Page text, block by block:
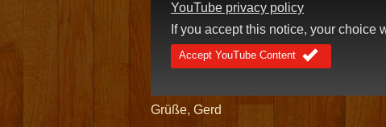
YouTube privacy policy
If you accept this notice, your choice
Accept YouTube Content
Grüße, Gerd